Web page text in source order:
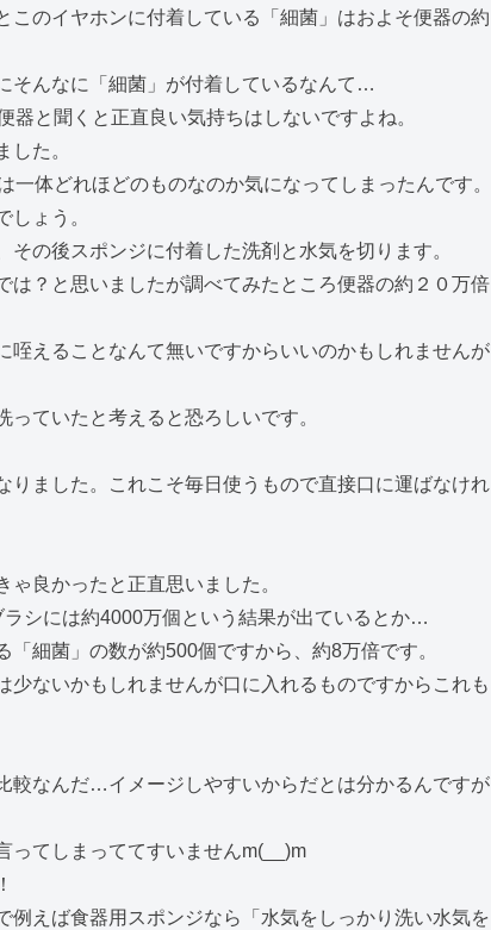
このイヤホンに付着している「細菌」はおよそ便器の約
そんなに「細菌」が付着しているなんて…
器と聞くと正直良い気持ちはしないですよね。
した。
一体どれほどのものなのか気になってしまったんです。
しょう。
の後スポンジに付着した洗剤と水気を切ります。
は？と思いましたが調べてみたところ便器の約２０万倍
えることなんて無いですからいいのかもしれませんが
ていたと考えると恐ろしいです。
りました。これこそ毎日使うもので直接口に運ばなけれ
ゃ良かったと正直思いました。
シには約4000万個という結果が出ているとか…
「細菌」の数が約500個ですから、約8万倍です。
少ないかもしれませんが口に入れるものですからこれも
較なんだ…イメージしやすいからだとは分かるんですが
ってしまっててすいませんm(__)m
例えば食器用スポンジなら「水気をしっかり洗い水気を